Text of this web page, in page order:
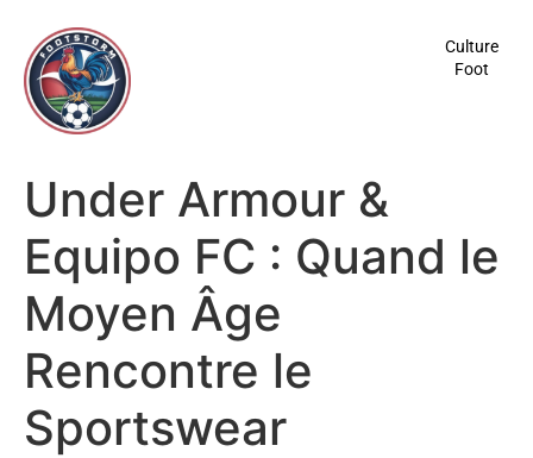
principal
Culture
Foot
Under Armour &
Equipo FC : Quand le
Moyen Âge
Rencontre le
Sportswear